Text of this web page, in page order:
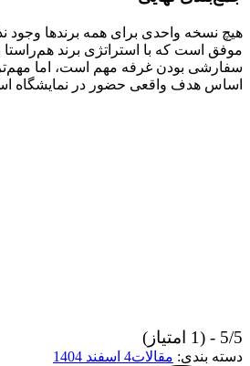
هیچ نسخه واحدی برای همه برندها وجود
موفق است که با استراتژی برند هم‌راستا
سفارشی بودن غرفه مهم است، اما مهم‌تر
اساس هدف واقعی حضور در نمایشگاه
5/5 - (1 امتیاز)
دسته بندی: مقالات4 اسفند 1404